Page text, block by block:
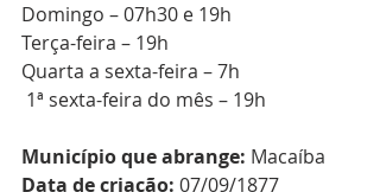
Domingo – 07h30 e 19h
Terça-feira – 19h
Quarta a sexta-feira – 7h
1ª sexta-feira do mês – 19h
Município que abrange: Macaíba
Data de criação: 07/09/1877